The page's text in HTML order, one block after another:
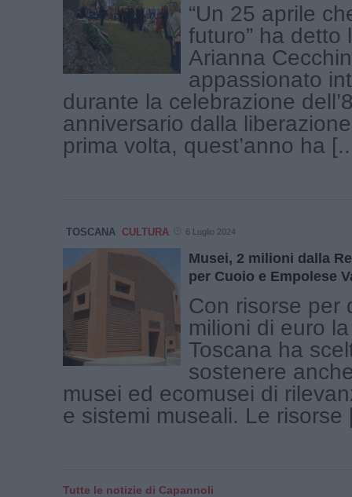
“Un 25 aprile
futuro” ha detto
Arianna
appassionato
durante la celebrazione
anniversario dalla
prima volta, quest’anno ha
TOSCANA CULTURA 6 Luglio 2024
Musei, 2 milioni dalla
per Cuoio e Empolese
Con risorse per
milioni di euro
Toscana ha
sostenere
musei ed ecomusei di
e sistemi museali. Le risorse
Tutte le notizie di Capannoli